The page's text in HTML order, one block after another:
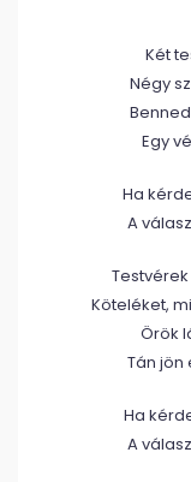
Két
Négy
Egy
Ha
A
Köteléket,
Örök
Tán jön
Ha
A